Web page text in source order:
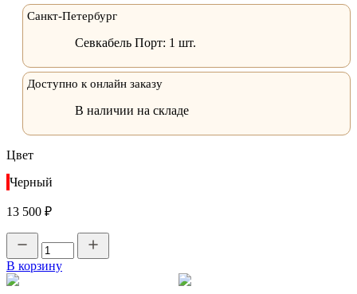
Санкт-Петербург
Севкабель Порт: 1 шт.
Доступно к онлайн заказу
В наличии на складе
Цвет
Черный
13 500 ₽
В корзину